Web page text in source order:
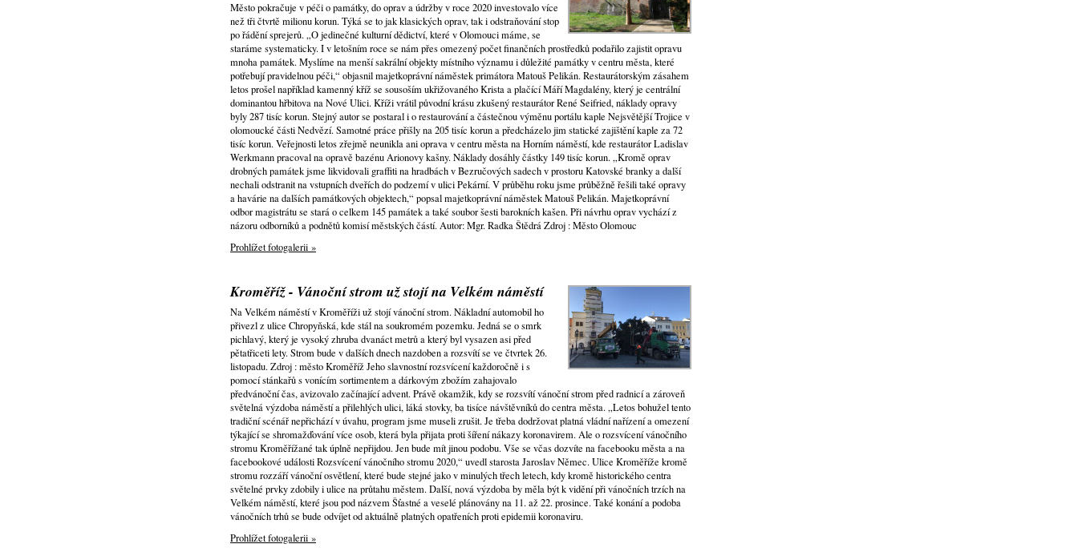
Město pokračuje v péči o památky, do oprav a údržby v roce 2020 investovalo více
než tři čtvrtě milionu korun. Týká se to jak klasických oprav, tak i odstraňování stop
po řádění sprejerů. „O jedinečné kulturní dědictví, které v Olomouci máme, se
staráme systematicky. I v letošním roce se nám přes omezený počet finančních prostředků podařilo zajistit opravu
mnoha památek. Myslíme na menší sakrální objekty místního významu i důležité památky v centru města, které
potřebují pravidelnou péči,“ objasnil majetkoprávní náměstek primátora Matouš Pelikán. Restaurátorským zásahem
letos prošel například kamenný kříž se sousoším ukřižovaného Krista a plačící Máří Magdalény, který je centrální
dominantou hřbitova na Nové Ulici. Kříži vrátil původní krásu zkušený restaurátor René Seifried, náklady opravy
byly 287 tisíc korun. Stejný autor se postaral i o restaurování a částečnou výměnu portálu kaple Nejsvětější Trojice v
olomoucké části Nedvězí. Samotné práce přišly na 205 tisíc korun a předcházelo jim statické zajištění kaple za 72
tisíc korun. Veřejnosti letos zřejmě neunikla ani oprava v centru města na Horním náměstí, kde restaurátor Ladislav
Werkmann pracoval na opravě bazénu Arionovy kašny. Náklady dosáhly částky 149 tisíc korun. „Kromě oprav
drobných památek jsme likvidovali graffiti na hradbách v Bezručových sadech v prostoru Katovské branky a další
nechali odstranit na vstupních dveřích do podzemí v ulici Pekární. V průběhu roku jsme průběžně řešili také opravy
a havárie na dalších památkových objektech,“ popsal majetkoprávní náměstek Matouš Pelikán. Majetkoprávní
odbor magistrátu se stará o celkem 145 památek a také soubor šesti barokních kašen. Při návrhu oprav vychází z
názoru odborníků a podnětů komisí městských částí. Autor: Mgr. Radka Štědrá Zdroj : Město Olomouc
Prohlížet fotogalerii »
Kroměříž - Vánoční strom už stojí na Velkém náměstí
Na Velkém náměstí v Kroměříži už stojí vánoční strom. Nákladní automobil ho
přivezl z ulice Chropyňská, kde stál na soukromém pozemku. Jedná se o smrk
pichlavý, který je vysoký zhruba dvanáct metrů a který byl vysazen asi před
pětatřiceti lety. Strom bude v dalších dnech nazdoben a rozsvítí se ve čtvrtek 26.
listopadu. Zdroj : město Kroměříž Jeho slavnostní rozsvícení každoročně i s
pomocí stánkařů s vonícím sortimentem a dárkovým zbožím zahajovalo
předvánoční čas, avizovalo začínající advent. Právě okamžik, kdy se rozsvítí vánoční strom před radnicí a zároveň
světelná výzdoba náměstí a přilehlých ulici, láká stovky, ba tisíce návštěvníků do centra města. „Letos bohužel tento
tradiční scénář nepřichází v úvahu, program jsme museli zrušit. Je třeba dodržovat platná vládní nařízení a omezení
týkající se shromažďování více osob, která byla přijata proti šíření nákazy koronavirem. Ale o rozsvícení vánočního
stromu Kroměřížané tak úplně nepřijdou. Jen bude mít jinou podobu. Vše se včas dozvíte na facebooku města a na
facebookové události Rozsvícení vánočního stromu 2020,“ uvedl starosta Jaroslav Němec. Ulice Kroměříže kromě
stromu rozzáří vánoční osvětlení, které bude stejné jako v minulých třech letech, kdy kromě historického centra
světelné prvky zdobily i ulice na průtahu městem. Další, nová výzdoba by měla být k vidění při vánočních trzích na
Velkém náměstí, které jsou pod názvem Šťastné a veselé plánovány na 11. až 22. prosince. Také konání a podoba
vánočních trhů se bude odvíjet od aktuálně platných opatřeních proti epidemii koronaviru.
Prohlížet fotogalerii »